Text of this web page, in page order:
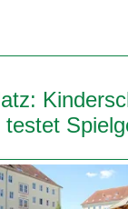
testet